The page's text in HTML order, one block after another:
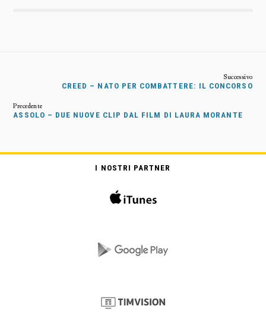
CREED – NATO PER COMBATTERE: IL CONCORSO
ASSOLO – DUE NUOVE CLIP DAL FILM DI LAURA MORANTE
I NOSTRI PARTNER